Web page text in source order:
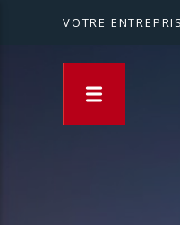
VOTRE